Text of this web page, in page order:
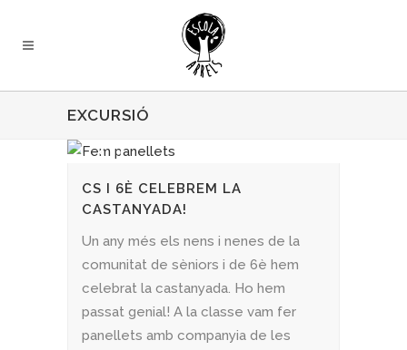
EXCURSIÓ
CS I 6È CELEBREM LA
CASTANYADA!
Un any més els nens i nenes de la
comunitat de sèniors i de 6è hem
celebrat la castanyada. Ho hem
passat genial! A la classe vam fer
panellets amb companyia de les